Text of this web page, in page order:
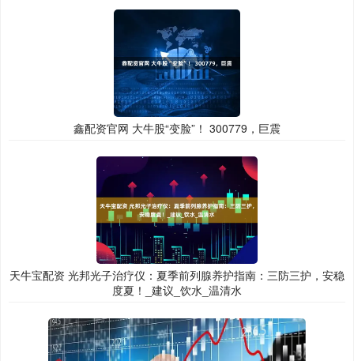
鑫配资官网 大牛股“变脸”！ 300779，巨震
天牛宝配资 光邦光子治疗仪：夏季前列腺养护指南：三防三护，安稳
度夏！_建议_饮水_温清水